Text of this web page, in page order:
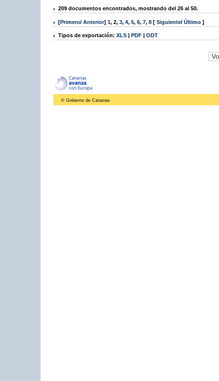
209 documentos encontrados, mostrando del 26 al 50.
[Primero/ Anterior] 1, 2, 3, 4, 5, 6, 7, 8 [ Siguiente/ Último ]
Tipos de exportación: XLS | PDF | ODT
© Gobierno de Canarias